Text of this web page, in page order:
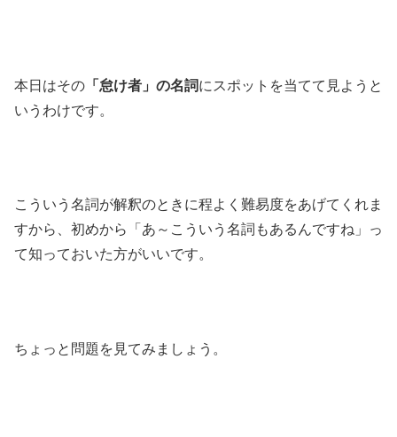
本日はその 「怠け者」の名詞にスポットを当てて見ようと
いうわけです。
こういう名詞が解釈のときに程よく難易度をあげてくれま
すから、初めから「あ～こういう名詞もあるんですね」っ
て知っておいた方がいいです。
ちょっと問題を見てみましょう。